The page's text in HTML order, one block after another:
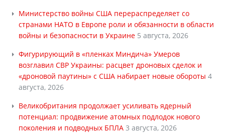
Министерство войны США перераспределяет со
странами НАТО в Европе роли и обязанности в области
войны и безопасности в Украине 5 августа, 2026
Фигурирующий в «пленках Миндича» Умеров
возглавил СВР Украины: расцвет дроновых сделок и
«дроновой паутины» с США набирает новые обороты 4
августа, 2026
Великобритания продолжает усиливать ядерный
потенциал: продвижение атомных подлодок нового
поколения и подводных БПЛА 3 августа, 2026